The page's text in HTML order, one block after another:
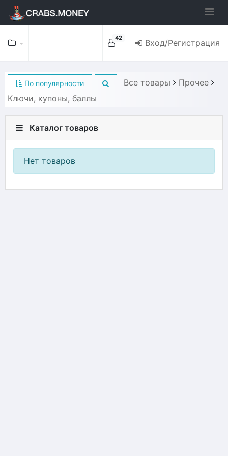
42 Вход/Регистрация
По популярности Все товары
Прочее
Ключи, купоны, баллы
Каталог товаров
Нет товаров